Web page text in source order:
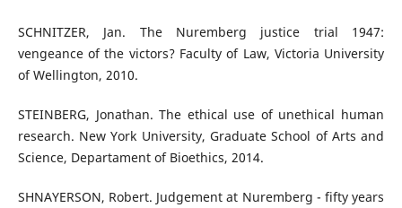
SCHNITZER, Jan. The Nuremberg justice trial 1947:
vengeance of the victors? Faculty of Law, Victoria University
of Wellington, 2010.
STEINBERG, Jonathan. The ethical use of unethical human
research. New York University, Graduate School of Arts and
Science, Departament of Bioethics, 2014.
SHNAYERSON, Robert. Judgement at Nuremberg - fifty years